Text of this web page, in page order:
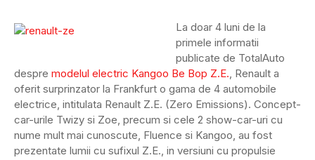
La doar 4 luni de la
primele informatii
publicate de TotalAuto
despre modelul electric Kangoo Be Bop Z.E., Renault a
oferit surprinzator la Frankfurt o gama de 4 automobile
electrice, intitulata Renault Z.E. (Zero Emissions). Concept-
car-urile Twizy si Zoe, precum si cele 2 show-car-uri cu
nume mult mai cunoscute, Fluence si Kangoo, au fost
prezentate lumii cu sufixul Z.E., in versiuni cu propulsie